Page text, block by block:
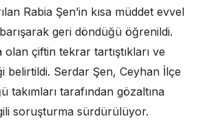
Rabia Şen’in kısa müddet evvel
geri döndüğü öğrenildi.
olan çiftin tekrar tartıştıkları ve
belirtildi. Serdar Şen, Ceyhan İlçe
takımları tarafından gözaltına
soruşturma sürdürülüyor.